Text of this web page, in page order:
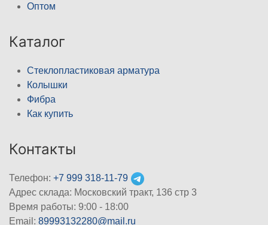
Оптом
Каталог
Стеклопластиковая арматура
Колышки
Фибра
Как купить
Контакты
Телефон: +7 999 318-11-79
Адрес склада: Московский тракт, 136 стр 3
Время работы: 9:00 - 18:00
Email: 89993132280@mail.ru